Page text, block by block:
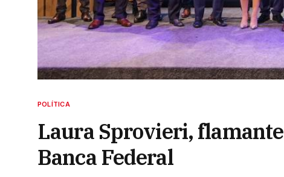
POLÍTICA
Laura Sprovieri,
Banca Federal